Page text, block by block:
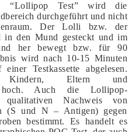
“Lollipop Test” wird die
durchgeführt und nicht
Der Lolli bzw. der
in den Mund gesteckt und im
her bewegt bzw. für 90
wird nach 10-15 Minuten
Testkassette abgelesen.
Eltern und
hoch. Auch die Lollipop-
Nachweis von
(S und N – Antigen) gegen
bestimmt. Es handelt es